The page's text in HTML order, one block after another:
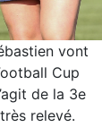
vont
Cup
de la 3e
relevé.